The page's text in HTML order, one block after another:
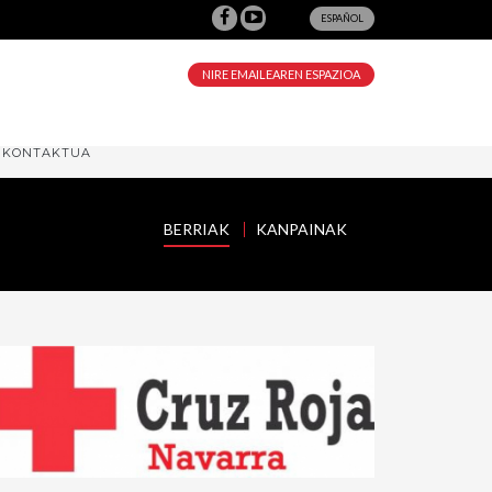
ESPAÑOL
NIRE EMAILEAREN ESPAZIOA
KONTAKTUA
BERRIAK KANPAINAK